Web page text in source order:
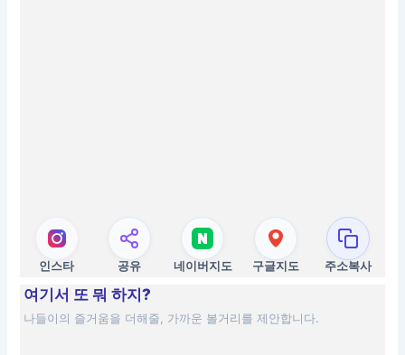
인스타 공유 네이버지도 구글지도 주소복사
여기서 또 뭐 하지?
나들이의 즐거움을 더해줄, 가까운 볼거리를 제안합니다.